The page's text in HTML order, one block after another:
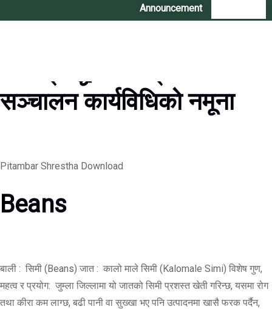
Announcement|
स्थानीय तहहरूका लागि कृषि
सञ्चालन कार्यविधिको नमूना
Pitambar Shrestha Download
Beans
बाली : सिमी (Beans) जात : कालो माले सिमी (Kalomale Simi) विशेष गुण,
महत्व र प्रयोग: जुम्ला जिल्लामा यो जातको सिमी प्रशस्त खेती गरिन्छ, यसमा रोग
तथा कीरा कम लाग्छ, बढी पानी वा सुख्खा भए पनि उत्पादनमा खासै फरक पर्दैन,